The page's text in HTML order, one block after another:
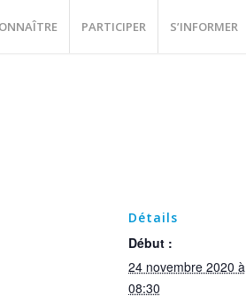
PARTICIPER S’INFORMER
Détails
Début :
24 novembre 2020 à
08:30